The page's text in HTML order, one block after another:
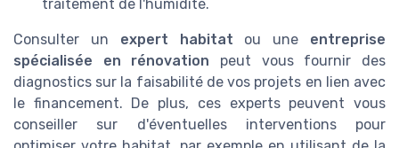
traitement de l'humidité.
Consulter un expert habitat ou une entreprise
spécialisée en rénovation peut vous fournir des
diagnostics sur la faisabilité de vos projets en lien avec
le financement. De plus, ces experts peuvent vous
conseiller sur d'éventuelles interventions pour